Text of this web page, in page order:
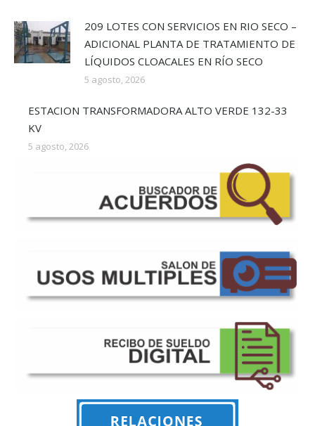
209 LOTES CON SERVICIOS EN RIO SECO –
ADICIONAL PLANTA DE TRATAMIENTO DE
LÍQUIDOS CLOACALES EN RÍO SECO
5 agosto, 2026
ESTACION TRANSFORMADORA ALTO VERDE 132-33
KV
5 agosto, 2026